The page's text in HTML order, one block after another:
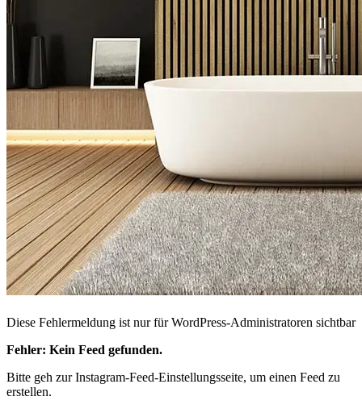
Diese Fehlermeldung ist nur für WordPress-Administratoren sichtbar
Fehler: Kein Feed gefunden.
Bitte geh zur Instagram-Feed-Einstellungsseite, um einen Feed zu
erstellen.